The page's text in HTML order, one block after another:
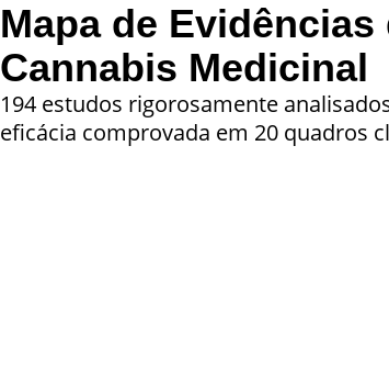
Mapa de Evidências
Cannabis Medicinal
194 estudos rigorosamente
eficácia comprovada em 20 quadros